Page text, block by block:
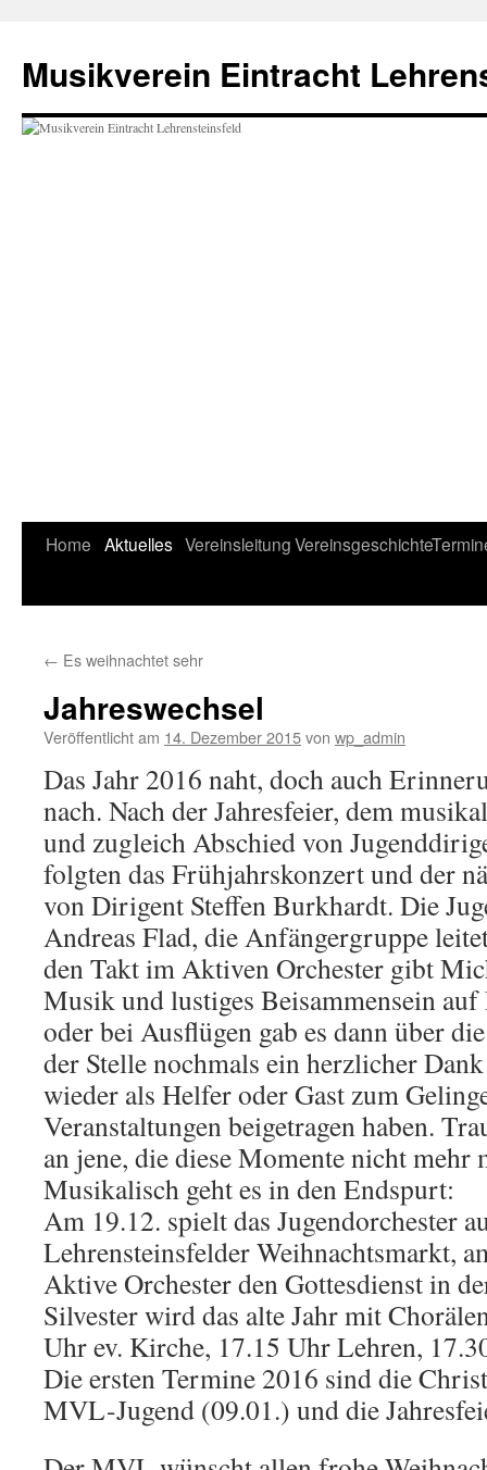
springen
Musikverein Eintracht
Home Aktuelles VereinsleitungVereinsgeschichte
← Es weihnachtet sehr
Jahreswechsel
Veröffentlicht am 14. Dezember 2015von wp_admin
Das Jahr 2016 naht, doch auch
nach. Nach der Jahresfeier, dem
und zugleich Abschied von
folgten das Frühjahrskonzert und der
von Dirigent Steffen Burkhardt. Die
Andreas Flad, die Anfängergruppe
den Takt im Aktiven Orchester gibt
Musik und lustiges Beisammensein auf
oder bei Ausflügen gab es dann über
der Stelle nochmals ein herzlicher
wieder als Helfer oder Gast zum
Veranstaltungen beigetragen haben.
an jene, die diese Momente nicht
Musikalisch geht es in den Endspurt:
Am 19.12. spielt das Jugendorchester
Lehrensteinsfelder Weihnachtsmarkt,
Aktive Orchester den Gottesdienst in
Silvester wird das alte Jahr mit
Uhr ev. Kirche, 17.15 Uhr Lehren,
Die ersten Termine 2016 sind die
MVL-Jugend (09.01.) und die